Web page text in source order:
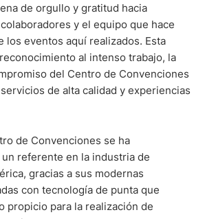
de orgullo y gratitud hacia
y el equipo que hace
los eventos aquí realizados. Esta
al intenso trabajo, la
del Centro de Convenciones
de alta calidad y experiencias
de Convenciones se ha
referente en la industria de
gracias a sus modernas
con tecnología de punta que
propicio para la realización de